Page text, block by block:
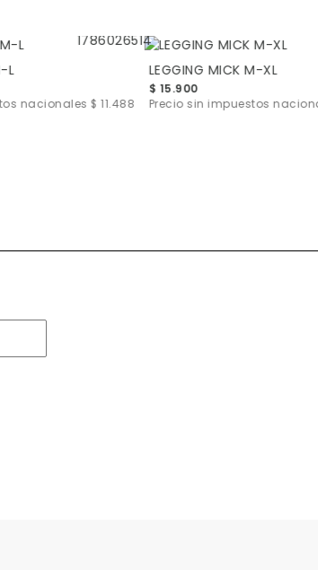
L
nacionales$ 11.488
LEGGING MICK M-XL
$ 15.900
Precio sin impuestos